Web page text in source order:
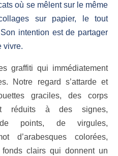
où se mêlent sur le même
sur papier, le tout
intention est de partager
vivre.
graffiti qui immédiatement
Notre regard s’attarde et
graciles, des corps
réduits à des signes,
de points, de virgules,
d’arabesques colorées,
clairs qui donnent un